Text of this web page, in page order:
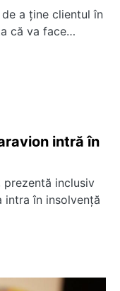
a ține clientul în
că va face…
intră în
prezentă inclusiv
intra în insolvență